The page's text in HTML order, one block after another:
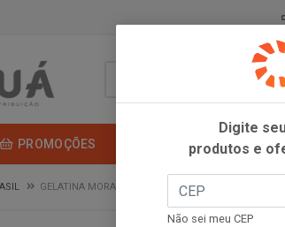
PROMOÇÕES
GELATINA MORANGO TUBES AZEDINHOS 20G DR
Digite
produtos e
Não sei meu CEP